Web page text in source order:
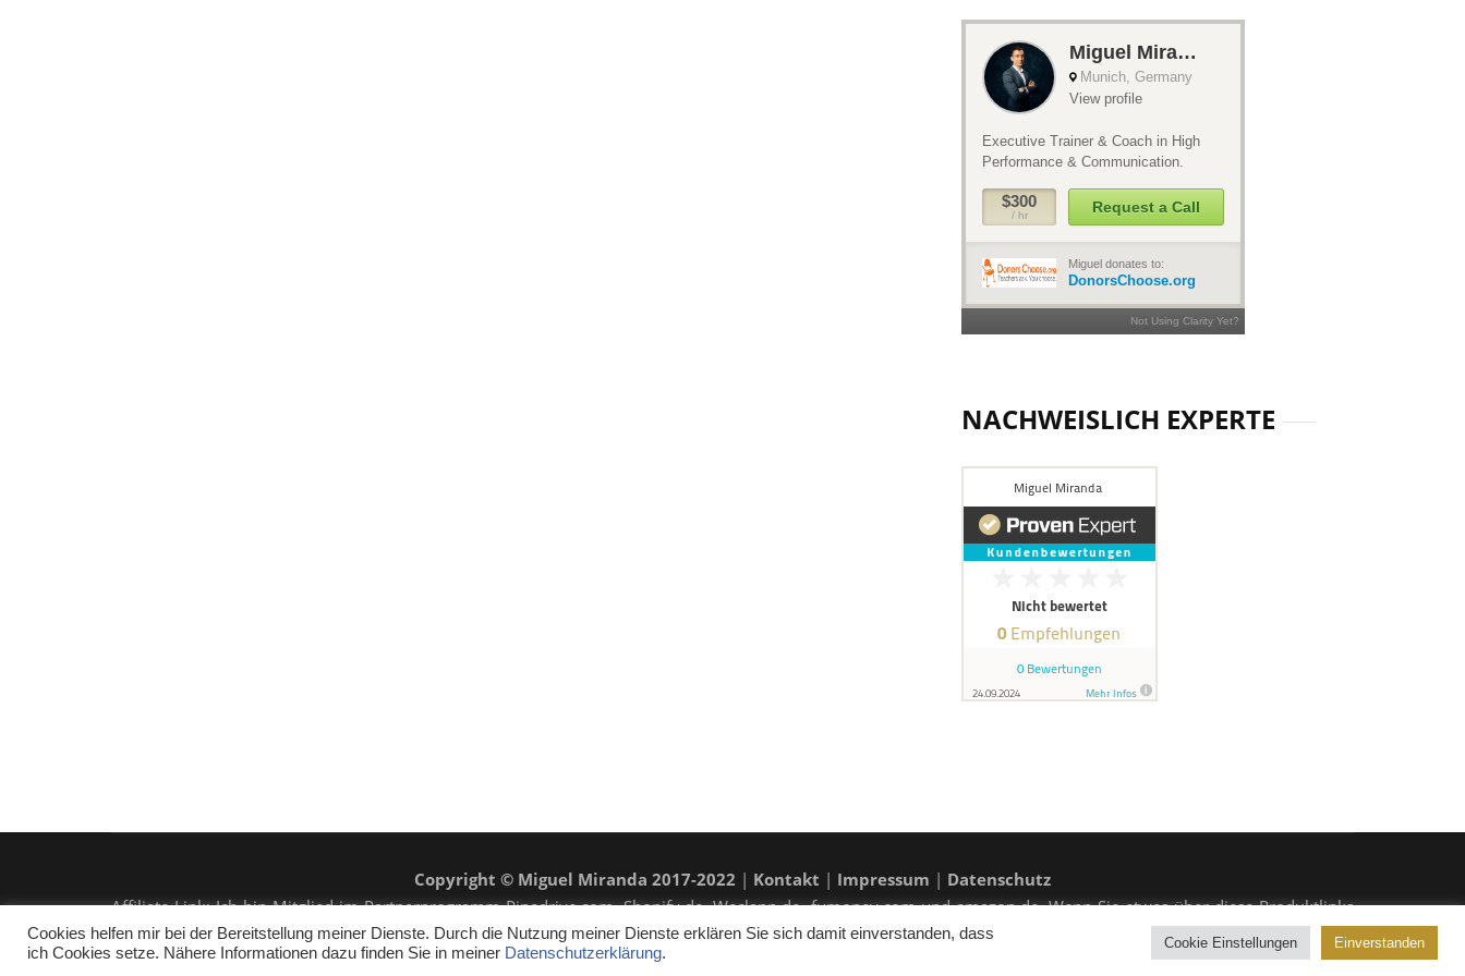
NACHWEISLICH EXPERTE
Copyright © Miguel Miranda 2017-2022 | Kontakt | Impressum | Datenschutz
Affiliate-Link: Ich bin Mitglied im Partnerprogramm Pipedrive.com, Shopify.de, Weclapp.de, fumoney.com und amazon.de. Wenn Sie etwas über diese Produktlinks
kaufen, erhalte ich eine kleine Provision, die Ihren Kaufpreis nicht beeinflusst. Weitere Affiliatelinks sind mit einem Stern (*) gekennzeichet.
Cookies helfen mir bei der Bereitstellung meiner Dienste. Durch die Nutzung meiner Dienste erklären Sie sich damit einverstanden, dass
ich Cookies setze. Nähere Informationen dazu finden Sie in meiner Datenschutzerklärung.
Cookie Einstellungen Einverstanden